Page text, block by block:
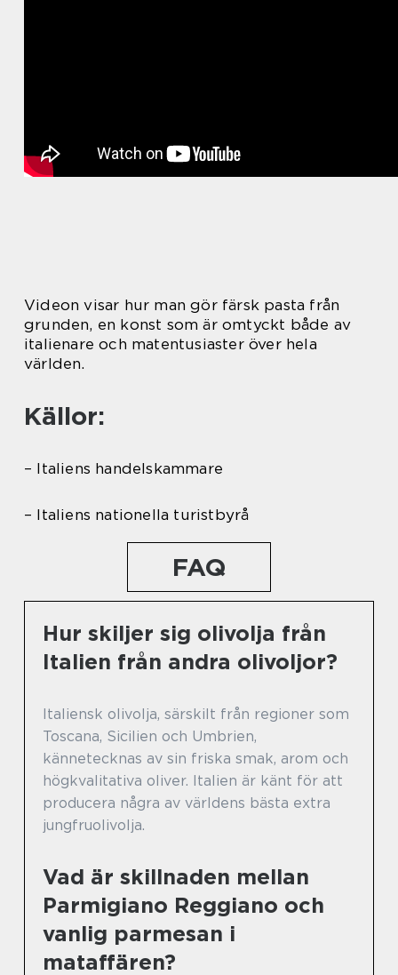
Videon visar hur man gör färsk pasta från
grunden, en konst som är omtyckt både av
italienare och matentusiaster över hela
världen.
Källor:
– Italiens handelskammare
– Italiens nationella turistbyrå
FAQ
Hur skiljer sig olivolja från
Italien från andra olivoljor?
Italiensk olivolja, särskilt från regioner som
Toscana, Sicilien och Umbrien,
kännetecknas av sin friska smak, arom och
högkvalitativa oliver. Italien är känt för att
producera några av världens bästa extra
jungfruolivolja.
Vad är skillnaden mellan
Parmigiano Reggiano och
vanlig parmesan i
mataffären?